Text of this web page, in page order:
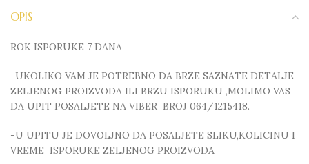
OPIS
ROK ISPORUKE 7 DANA
-UKOLIKO VAM JE POTREBNO DA BRZE SAZNATE DETALJE
ZELJENOG PROIZVODA ILI BRZU ISPORUKU ,MOLIMO VAS
DA UPIT POSALJETE NA VIBER BROJ 064/1215418.
-U UPITU JE DOVOLJNO DA POSALJETE SLIKU,KOLICINU I
VREME ISPORUKE ZELJENOG PROIZVODA